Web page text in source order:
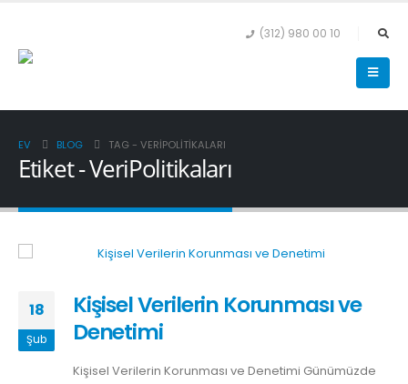
(312) 980 00 10
EV BLOG TAG - VERIPOLITIKALARI
Etiket - VeriPolitikaları
18
Şub
Kişisel Verilerin Korunması ve
Denetimi
Kişisel Verilerin Korunması ve Denetimi Günümüzde